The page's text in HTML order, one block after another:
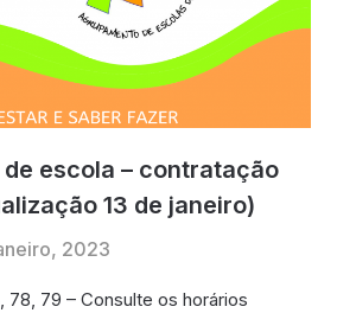
escola – contratação
13 de janeiro)
2023
78, 79 – Consulte os horários